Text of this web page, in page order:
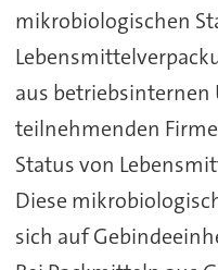
mikrobiologischen
aus
teilnehmenden
Status von
Diese
sich auf